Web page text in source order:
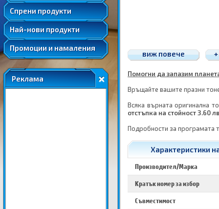
Спрени продукти
Удължени и допълнителни гаранции
Най-нови продукти
Промоции и намаления
Реклама
виж повече
Помогни да запазим
Връщайте вашите празни
Всяка върната оригинална
отстъпка на стойност 3.60
Подробности за програмата
Характеристики
Производител/Марка
Кратък номер за избор
Съвместимост